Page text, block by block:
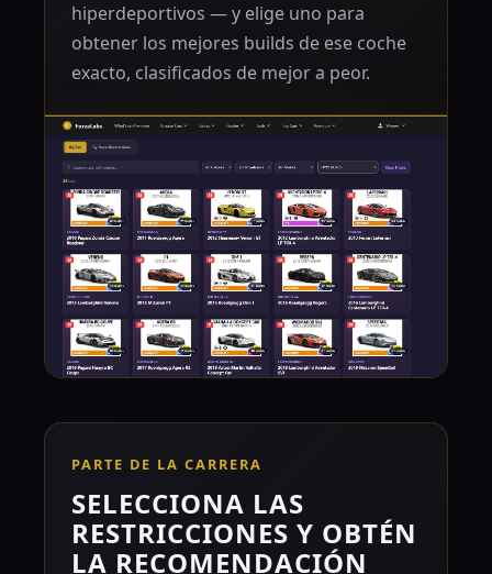
hiperdeportivos — y elige uno para
obtener los mejores builds de ese coche
exacto, clasificados de mejor a peor.
PARTE DE LA CARRERA
SELECCIONA LAS
RESTRICCIONES Y OBTÉN
LA RECOMENDACIÓN